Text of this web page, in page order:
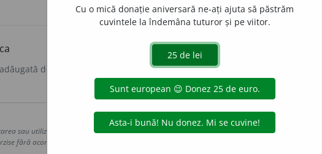
adăugată de
Copyright © 2004-2026 dexonline (https://dexonline.ro)
sau utilizarea datelor de pe acest site, inclusiv prin orice metode de extragere automată
fără acordul nostru prealabil scris, cu excepția seturilor de date oferite oficial spre utilizare
Cu o mică donație aniversară ne-ați ajuta să păstrăm
cuvintele la îndemâna tuturor și pe viitor.